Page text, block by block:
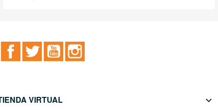
FacebookTwitter YouTube
VIRTUAL 